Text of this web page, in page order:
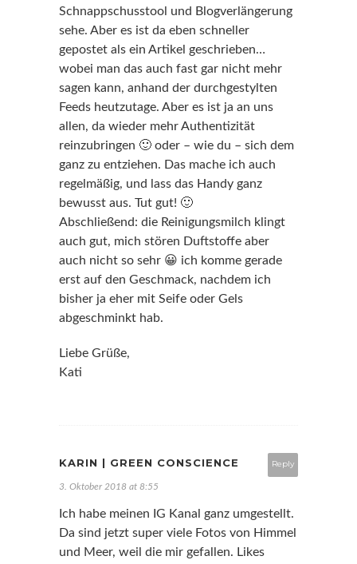
Schnappschusstool und Blogverlängerung
sehe. Aber es ist da eben schneller
gepostet als ein Artikel geschrieben…
wobei man das auch fast gar nicht mehr
sagen kann, anhand der durchgestylten
Feeds heutzutage. Aber es ist ja an uns
allen, da wieder mehr Authentizität
reinzubringen 🙂 oder – wie du – sich dem
ganz zu entziehen. Das mache ich auch
regelmäßig, und lass das Handy ganz
bewusst aus. Tut gut! 🙂
Abschließend: die Reinigungsmilch klingt
auch gut, mich stören Duftstoffe aber
auch nicht so sehr 😀 ich komme gerade
erst auf den Geschmack, nachdem ich
bisher ja eher mit Seife oder Gels
abgeschminkt hab.
Liebe Grüße,
Kati
Reply
KARIN | GREEN CONSCIENCE
3. Oktober 2018 at 8:55
Ich habe meinen IG Kanal ganz umgestellt.
Da sind jetzt super viele Fotos von Himmel
und Meer, weil die mir gefallen. Likes